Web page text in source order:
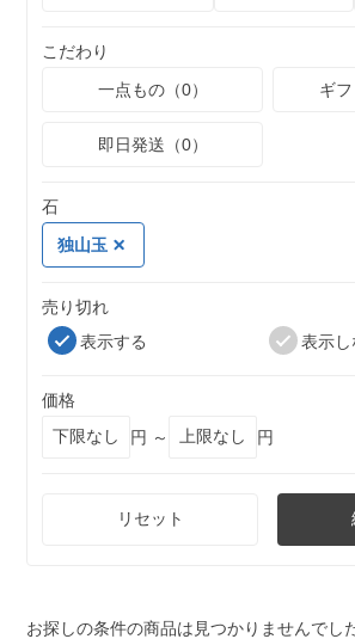
こだわり
一点もの（0）
ギフ
即日発送（0）
石
独山玉
売り切れ
表示する
表示し
価格
円 ～
円
リセット
お探しの条件の商品は見つかりませんでし